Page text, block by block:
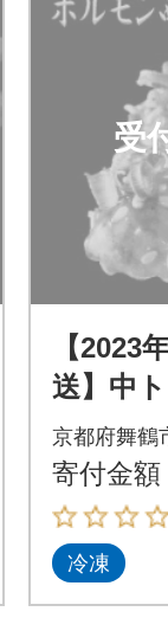
受
【2023
送】中
西京味
京都府舞鶴
寄付金額
冷凍